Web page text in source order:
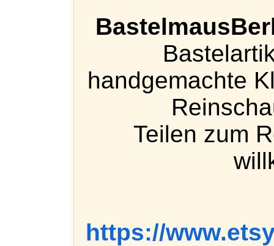
handgemachte
Teilen zum
https://